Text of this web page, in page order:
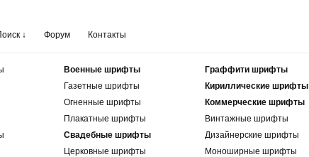
↓ Форум Контакты
Военные шрифты
Газетные шрифты
Огненные шрифты
Плакатные шрифты
Свадебные шрифты
Церковные шрифты
Граффити шрифты
Кириллические шрифты
Коммерческие шрифты
Винтажные шрифты
Дизайнерские шрифты
Моноширные шрифты